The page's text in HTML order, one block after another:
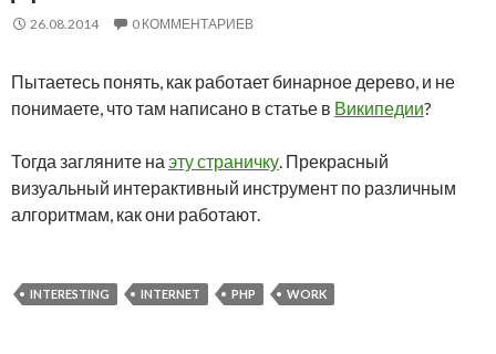
26.08.2014 0 КОММЕНТАРИЕВ
Пытаетесь понять, как работает бинарное дерево, и не
понимаете, что там написано в статье в Википедии?
Тогда загляните на эту страничку. Прекрасный
визуальный интерактивный инструмент по различным
алгоритмам, как они работают.
INTERESTING INTERNET PHP WORK